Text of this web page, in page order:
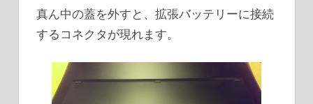
真ん中の蓋を外すと、拡張バッテリーに接続
するコネクタが現れます。